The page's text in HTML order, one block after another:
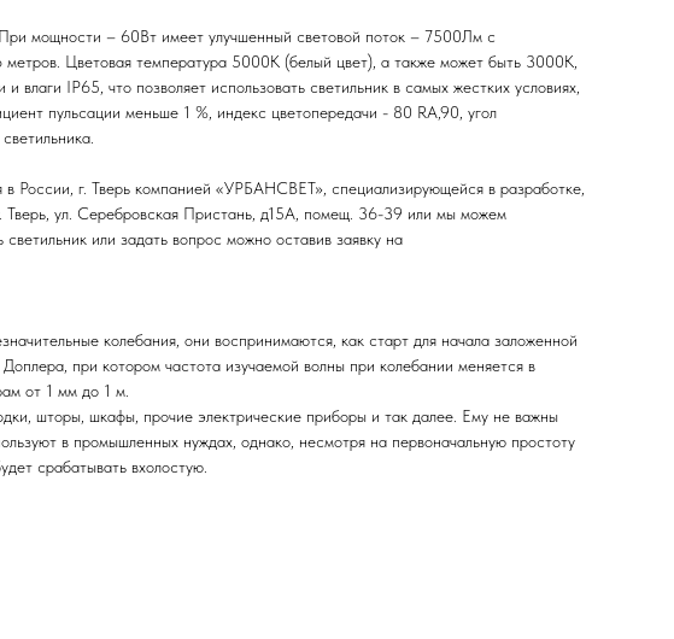
мощности – 60Вт имеет улучшенный световой поток – 7500Лм с
Цветовая температура 5000К (белый цвет), а также может быть 3000К,
IP65, что позволяет использовать светильник в самых жестких условиях,
пульсации меньше 1 %, индекс цветопередачи - 80 RA,90, угол
г. Тверь компанией «УРБАНСВЕТ», специализирующейся в разработке,
Тверь, ул. Серебровская Пристань, д15А, помещ. 36-39 или мы можем
или задать вопрос можно оставив заявку на
колебания, они воспринимаются, как старт для начала заложенной
при котором частота изучаемой волны при колебании меняется в
от 1 мм до 1 м.
шторы, шкафы, прочие электрические приборы и так далее. Ему не важны
в промышленных нуждах, однако, несмотря на первоначальную простоту
срабатывать вхолостую.